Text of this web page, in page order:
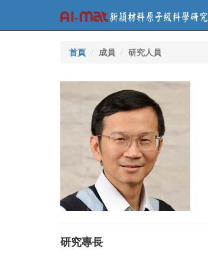
首頁 成員 研究人員
研究專長